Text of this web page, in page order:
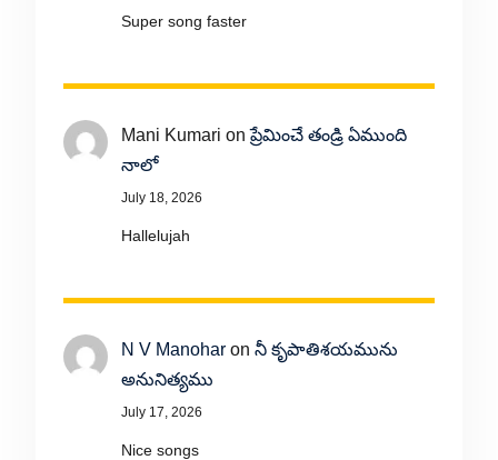
Super song faster
Mani Kumari onప్రేమించే తండ్రి ఏముంది
నాలో
July 18, 2026
Hallelujah
N V Manoharon నీ కృపాతిశయమును
అనునిత్యము
July 17, 2026
Nice songs